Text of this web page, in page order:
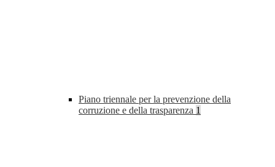
Piano triennale per la prevenzione della
corruzione e della trasparenza 1